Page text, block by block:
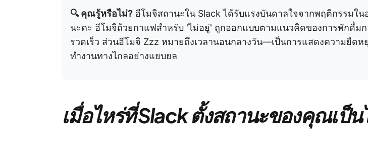
🔍 คุณรู้หรือไม่? อีโมจิสถานะใน Slack ได้รับแรงบันดาลใจจากพฤติกรรมใน
นะคะ อีโมจิถ้วยกาแฟสำหรับ 'ไม่อยู่' ถูกออกแบบตามแนวคิดของการพักดื่ม
รวดเร็ว ส่วนอีโมจิ Zzz หมายถึงเวลานอนกลางวัน—เป็นการแสดงความยืดห
ทำงานทางไกลอย่างแยบยล
เมื่อไหร่ที่ Slack ตั้งสถานะของคุณเป็น